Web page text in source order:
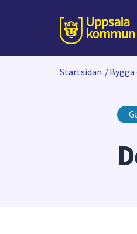
Till sidans
huvudinnehåll
Startsidan /Bygga